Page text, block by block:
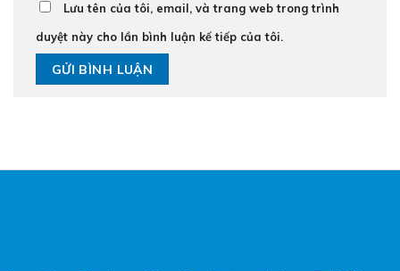
Lưu tên của tôi, email, và trang web trong trình
duyệt này cho lần bình luận kế tiếp của tôi.